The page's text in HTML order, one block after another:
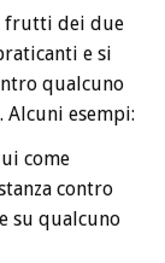
frutti dei due
e si
qualcuno
esempi:
come
contro
su qualcuno